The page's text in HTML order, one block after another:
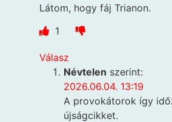
Látom, hogy fáj Trianon.
1
Válasz
Névtelen szerint:
2026.06.04. 13:19
A provokátorok így
újságcikket.